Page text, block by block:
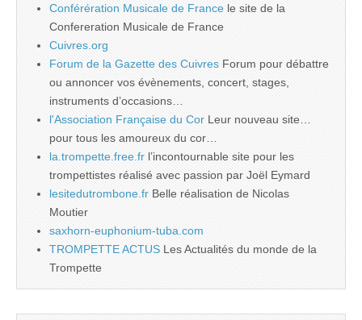
Conférération Musicale de France le site de la
Confereration Musicale de France
Cuivres.org
Forum de la Gazette des Cuivres Forum pour débattre
ou annoncer vos évènements, concert, stages,
instruments d’occasions…
l'Association Française du Cor Leur nouveau site…
pour tous les amoureux du cor…
la.trompette.free.fr l’incontournable site pour les
trompettistes réalisé avec passion par Joël Eymard
lesitedutrombone.fr Belle réalisation de Nicolas
Moutier
saxhorn-euphonium-tuba.com
TROMPETTE ACTUS Les Actualités du monde de la
Trompette